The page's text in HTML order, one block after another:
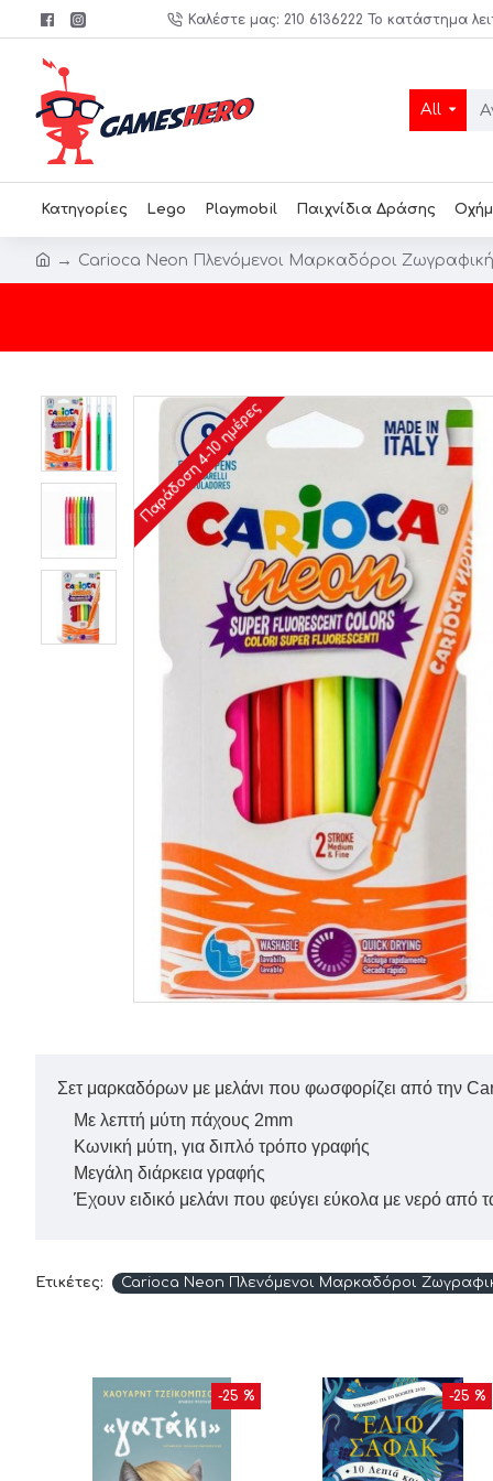
Καλέστε μας: 210 6136222 Το κατάστημα
All
Κατηγορίες Lego Playmobil Παιχνίδια Δράσης
Carioca Neon Πλενόμενοι Μαρκαδόροι
Παράδοση 4-10 ημέρες
Σετ μαρκαδόρων με μελάνι που φωσφορίζει από την
Με λεπτή μύτη πάχους 2mm
Κωνική μύτη, για διπλό τρόπο γραφής
Μεγάλη διάρκεια γραφής
Έχουν ειδικό μελάνι που φεύγει εύκολα με νερό από
Ετικέτες: Carioca Neon Πλενόμενοι Μαρκαδόροι
-25 % -25 %